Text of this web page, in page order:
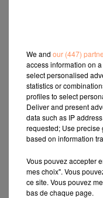
We and our (447)
access information on
select personalised
statistics or
profiles to select
Deliver and present
data such as IP
requested; Use precise
based on information
Vous pouvez accepter
mes choix". Vous
ce site. Vous pouvez
bas de chaque page.